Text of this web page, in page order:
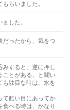
らいました。
した。
だったから、気をつ
みすると、逆に押し
ことがある、と聞い
も駄目な時は、水を
て酷い目にあってか
食べる時は、かなり